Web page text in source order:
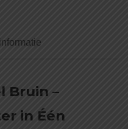
Bruin –
in Één